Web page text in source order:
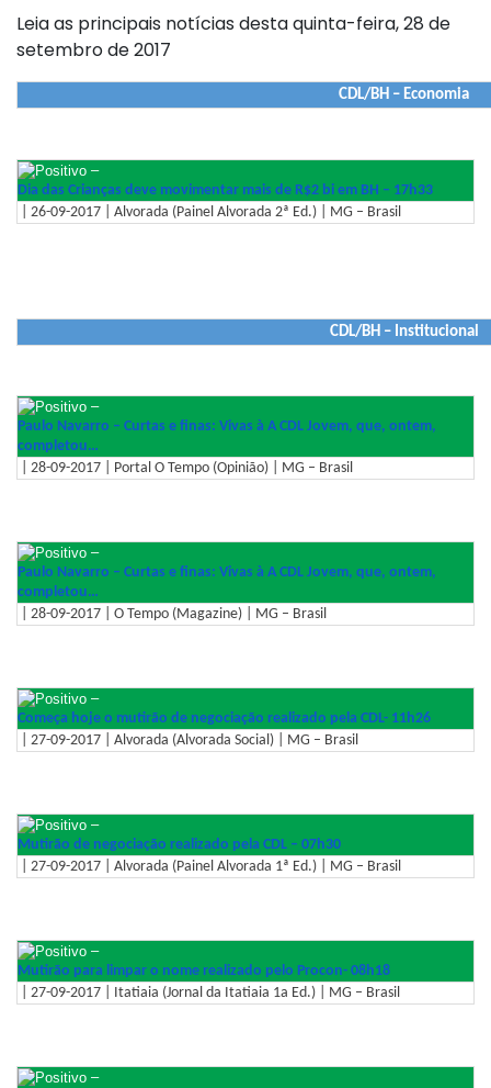
Leia as principais notícias desta quinta-feira, 28 de
setembro de 2017
CDL/BH – Economia
–
Dia das Crianças deve movimentar mais de R$2 bi em BH – 17h33
| 26-09-2017 | Alvorada (Painel Alvorada 2ª Ed.) | MG – Brasil
CDL/BH – Institucional
–
Paulo Navarro – Curtas e finas: Vivas à A CDL Jovem, que, ontem,
completou…
| 28-09-2017 | Portal O Tempo (Opinião) | MG – Brasil
–
Paulo Navarro – Curtas e finas: Vivas à A CDL Jovem, que, ontem,
completou…
| 28-09-2017 | O Tempo (Magazine) | MG – Brasil
–
Começa hoje o mutirão de negociação realizado pela CDL- 11h26
| 27-09-2017 | Alvorada (Alvorada Social) | MG – Brasil
–
Mutirão de negociação realizado pela CDL – 07h30
| 27-09-2017 | Alvorada (Painel Alvorada 1ª Ed.) | MG – Brasil
–
Mutirão para limpar o nome realizado pelo Procon- 08h18
| 27-09-2017 | Itatiaia (Jornal da Itatiaia 1a Ed.) | MG – Brasil
–